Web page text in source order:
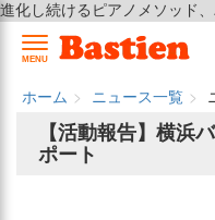
進化し続けるピアノメソッド
MENU
ホーム ニュース一覧
【活動報告】横浜
ポート